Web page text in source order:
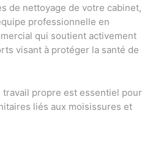
de nettoyage de votre cabinet,
professionnelle en
qui soutient activement
visant à protéger la santé de
travail propre est essentiel pour
liés aux moisissures et